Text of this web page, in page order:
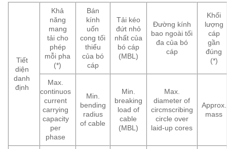
Tiết
diện
danh
định
Khả
năng
mang
tải cho
phép
mỗi pha
(*)
Bán
kính
uốn
cong tối
thiểu
của bó
cáp
Tải kéo
đứt nhỏ
nhất của
bó cáp
(MBL)
Đường kính
bao ngoài tối
đa của bó
cáp
Khối
lượng
cáp
gần
đúng
(*)
Max.
continuos
current
carrying
capacity
per
phase
Min.
bending
radius
of cable
Min.
breaking
load of
cable
(MBL)
Max.
diameter of
circmscribing
circle over
laid-up cores
Approx.
mass